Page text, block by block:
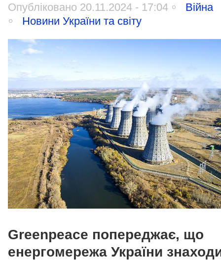
Опубліковано 20.11.2024 - 17:04
Війна
Новини України та світу
Greenpeace попереджає, що
енергомережа України